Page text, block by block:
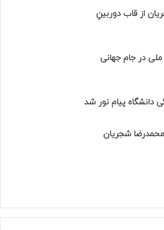
از قاب دوربینِ
ملی در جام جهانی
دانشگاه پیام نور شد
محمدرضا شجریان